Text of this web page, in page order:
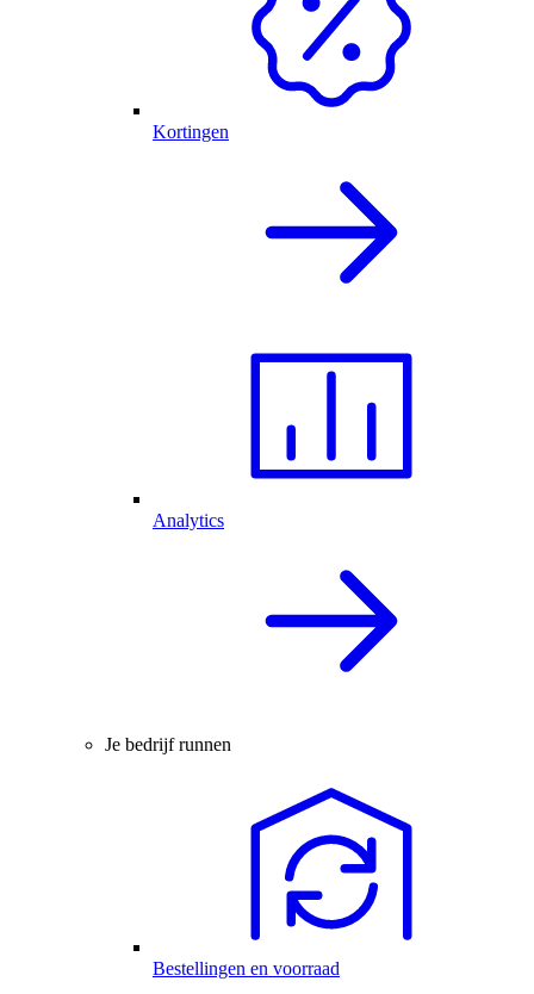
Kortingen
Analytics
Je bedrijf runnen
Bestellingen en voorraad